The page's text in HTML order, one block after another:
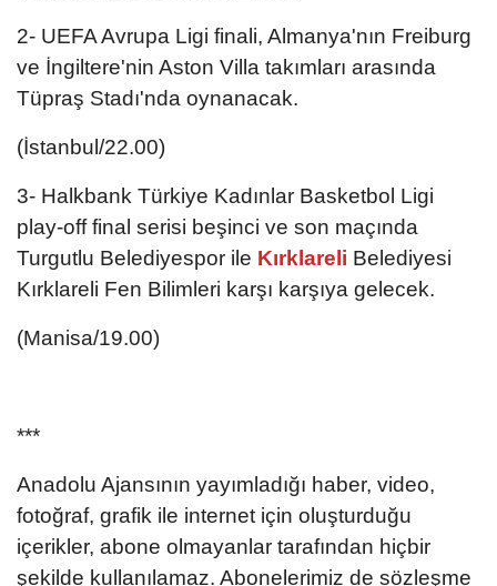
2- UEFA Avrupa Ligi finali, Almanya'nın Freiburg
ve İngiltere'nin Aston Villa takımları arasında
Tüpraş Stadı'nda oynanacak.
(İstanbul/22.00)
3- Halkbank Türkiye Kadınlar Basketbol Ligi
play-off final serisi beşinci ve son maçında
Turgutlu Belediyespor ile Kırklareli Belediyesi
Kırklareli Fen Bilimleri karşı karşıya gelecek.
(Manisa/19.00)
***
Anadolu Ajansının yayımladığı haber, video,
fotoğraf, grafik ile internet için oluşturduğu
içerikler, abone olmayanlar tarafından hiçbir
şekilde kullanılamaz. Abonelerimiz de sözleşme